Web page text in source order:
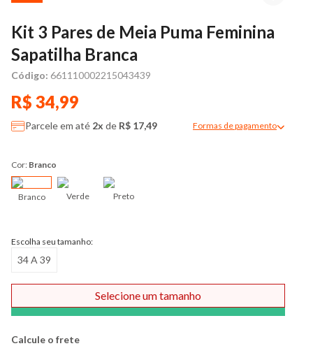
Kit 3 Pares de Meia Puma Feminina
Sapatilha Branca
Código: 661110002215043439
R$ 34,99
Parcele em até 2x de R$ 17,49 Formas de pagamento
Cor: Branco
Branco Verde Preto
Escolha seu tamanho:
34 A 39
Comprar
Selecione um tamanho
Calcule o frete